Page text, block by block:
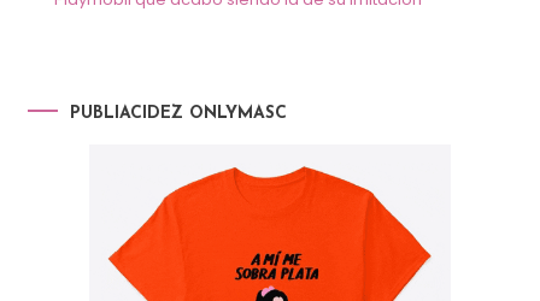
PUBLIACIDEZ ONLYMASC